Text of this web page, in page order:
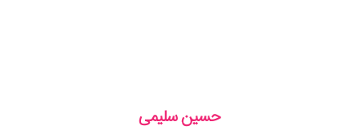
حسین سلیمی